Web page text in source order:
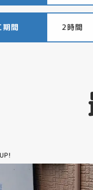
期間 2時間
UP!